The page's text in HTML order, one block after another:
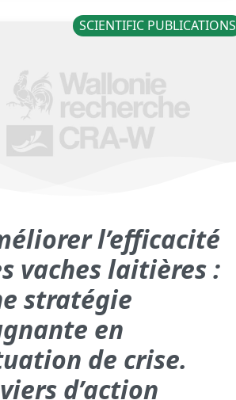
SCIENTIFIC PUBLICATIONS
l’efficacité
vaches laitières :
stratégie
en
de crise.
d’action